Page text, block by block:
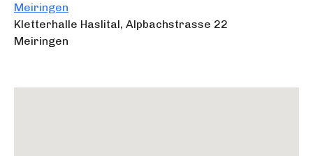
Meiringen
Kletterhalle Haslital, Alpbachstrasse 22
Meiringen